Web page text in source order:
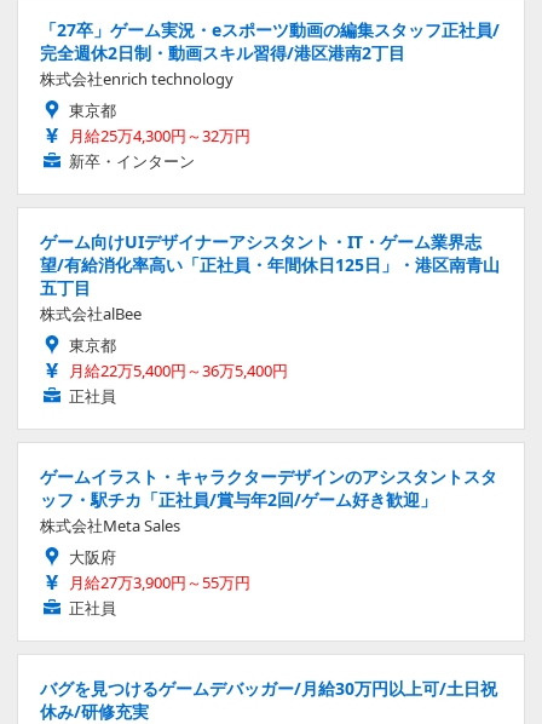
「27卒」ゲーム実況・eスポーツ動画の編集スタッフ正社員/
完全週休2日制・動画スキル習得/港区港南2丁目
株式会社enrich technology
東京都
月給25万4,300円～32万円
新卒・インターン
ゲーム向けUIデザイナーアシスタント・IT・ゲーム業界志
望/有給消化率高い「正社員・年間休日125日」・港区南青山
五丁目
株式会社alBee
東京都
月給22万5,400円～36万5,400円
正社員
ゲームイラスト・キャラクターデザインのアシスタントスタ
ッフ・駅チカ「正社員/賞与年2回/ゲーム好き歓迎」
株式会社Meta Sales
大阪府
月給27万3,900円～55万円
正社員
バグを見つけるゲームデバッガー/月給30万円以上可/土日祝
休み/研修充実